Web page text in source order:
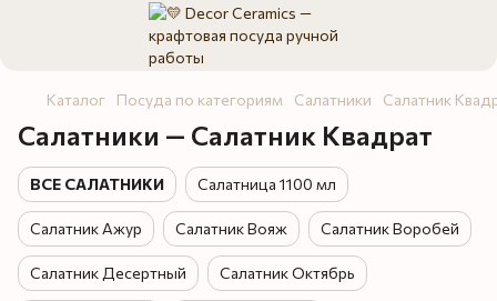
Каталог Посуда по категориям Салатники Салатник
Салатники — Салатник Квадрат
ВСЕ САЛАТНИКИ Салатница 1100 мл
Салатник Ажур Салатник Вояж Салатник Воробей
Салатник Десертный Салатник Октябрь